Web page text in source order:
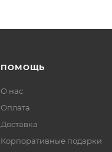
ПОМОЩЬ
О нас
Оплата
Доставка
Корпоративные подарки